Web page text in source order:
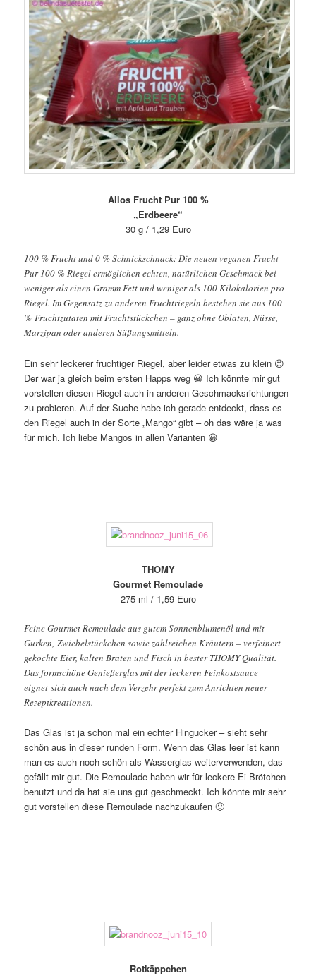
Allos Frucht Pur 100 %
„Erdbeere“
30 g / 1,29 Euro
100 % Frucht und 0 % Schnickschnack: Die neuen veganen Frucht
Pur 100 % Riegel ermöglichen echten, natürlichen Geschmack bei
weniger als einen Gramm Fett und weniger als 100 Kilokalorien pro
Riegel. Im Gegensatz zu anderen Fruchtriegeln bestehen sie aus 100
% Fruchtzutaten mit Fruchtstückchen – ganz ohne Oblaten, Nüsse,
Marzipan oder anderen Süßungsmitteln.
Ein sehr leckerer fruchtiger Riegel, aber leider etwas zu klein 😉
Der war ja gleich beim ersten Happs weg 😀 Ich könnte mir gut
vorstellen diesen Riegel auch in anderen Geschmacksrichtungen
zu probieren. Auf der Suche habe ich gerade entdeckt, dass es
den Riegel auch in der Sorte „Mango“ gibt – oh das wäre ja was
für mich. Ich liebe Mangos in allen Varianten 😀
THOMY
Gourmet Remoulade
275 ml / 1,59 Euro
Feine Gourmet Remoulade aus gutem Sonnenblumenöl und mit
Gurken, Zwiebelstückchen sowie zahlreichen Kräutern – verfeinert
gekochte Eier, kalten Braten und Fisch in bester THOMY Qualität.
Das formschöne Genießerglas mit der leckeren Feinkostsauce
eignet sich auch nach dem Verzehr perfekt zum Anrichten neuer
Rezeptkreationen.
Das Glas ist ja schon mal ein echter Hingucker – sieht sehr
schön aus in dieser runden Form. Wenn das Glas leer ist kann
man es auch noch schön als Wasserglas weiterverwenden, das
gefällt mir gut. Die Remoulade haben wir für leckere Ei-Brötchen
benutzt und da hat sie uns gut geschmeckt. Ich könnte mir sehr
gut vorstellen diese Remoulade nachzukaufen 🙂
Rotkäppchen